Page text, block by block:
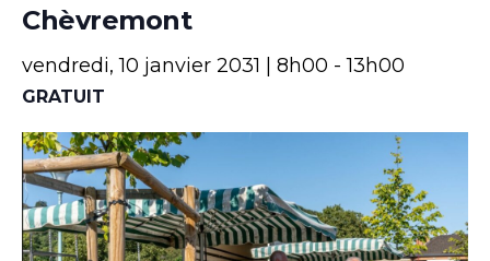
Chèvremont
vendredi, 10 janvier 2031 | 8h00 -13h00
GRATUIT